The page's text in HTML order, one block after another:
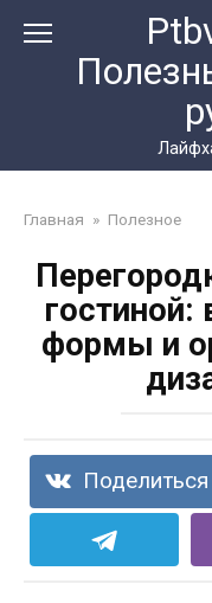
Главная » Полезное
гостиной:
формы и